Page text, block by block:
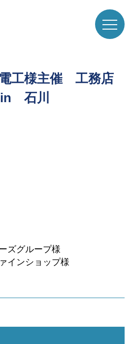
工様主催 工務店
石川
ズグループ様
インショップ様